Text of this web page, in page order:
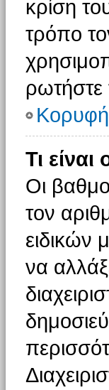
κρίση
τρόπο
ρωτήστε
Κορυφή
Τι
Οι
τον
ειδικών
να